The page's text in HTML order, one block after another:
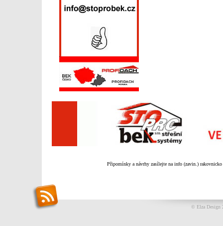
Připomínky a návrhy zasílejte na info (zavin.) rakovnicko
© Elza Design